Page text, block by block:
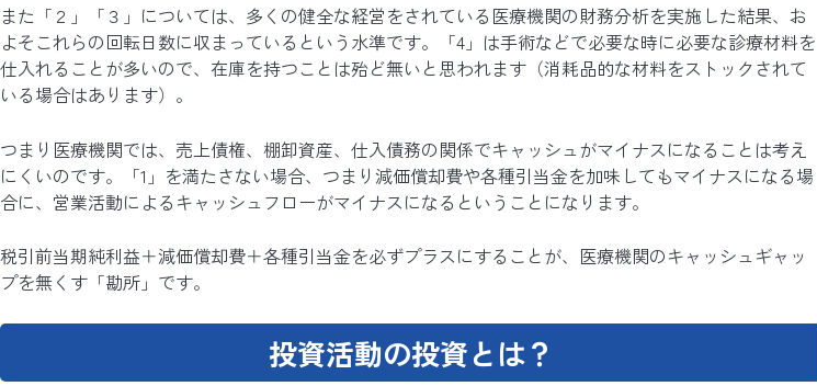
また「２」「３」については、多くの健全な経営をされている医療機関の財務分析を実施した結果、お
よそこれらの回転日数に収まっているという水準です。「4」は手術などで必要な時に必要な診療材料を
仕入れることが多いので、在庫を持つことは殆ど無いと思われます（消耗品的な材料をストックされて
いる場合はあります）。
つまり医療機関では、売上債権、棚卸資産、仕入債務の関係でキャッシュがマイナスになることは考え
にくいのです。「1」を満たさない場合、つまり減価償却費や各種引当金を加味してもマイナスになる場
合に、営業活動によるキャッシュフローがマイナスになるということになります。
税引前当期純利益＋減価償却費＋各種引当金を必ずプラスにすることが、医療機関のキャッシュギャッ
プを無くす「勘所」です。
投資活動の投資とは？